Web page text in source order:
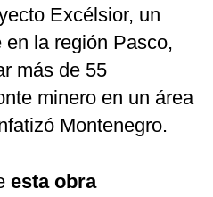
Excélsior, un
la región Pasco,
más de 55
minero en un área
Montenegro.
esta obra